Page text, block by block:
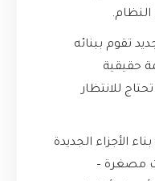
النظام.
تقوم ببنائه
حقيقية
للانتظار
الأجزاء الجديدة
مصغرة –